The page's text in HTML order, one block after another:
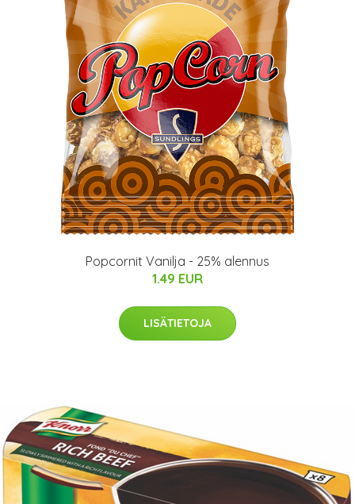
Popcornit Vanilja - 25% alennus
1.49 EUR
LISÄTIETOJA